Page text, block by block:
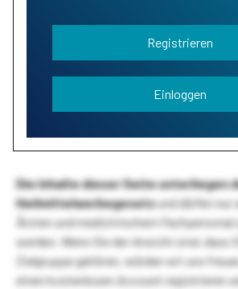
Registrieren
Einloggen
Die Inhalte dieser Seite unterliegen
Heilmittelwerbegesetzund dürfen nur
Ärzten und medizinischem Fachpersonal
werden. Wenn Sie der Ansicht sind, dass
Zielgruppe gehören, würden wir uns
einen kostenlosen Account registrieren